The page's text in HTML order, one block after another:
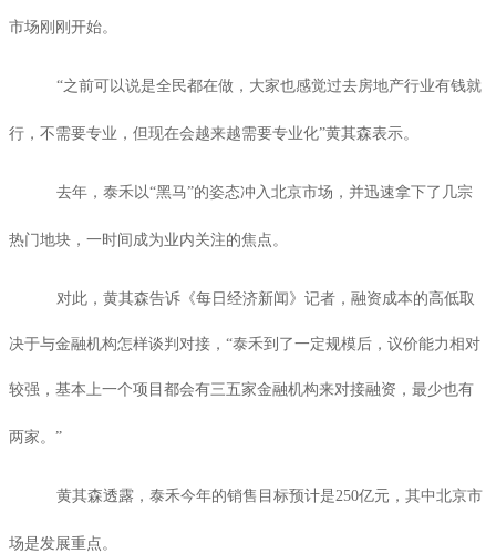
市场刚刚开始。
“之前可以说是全民都在做，大家也感觉过去房地产行业有钱就
行，不需要专业，但现在会越来越需要专业化”黄其森表示。
去年，泰禾以“黑马”的姿态冲入北京市场，并迅速拿下了几宗
热门地块，一时间成为业内关注的焦点。
对此，黄其森告诉《每日经济新闻》记者，融资成本的高低取
决于与金融机构怎样谈判对接，“泰禾到了一定规模后，议价能力相对
较强，基本上一个项目都会有三五家金融机构来对接融资，最少也有
两家。”
黄其森透露，泰禾今年的销售目标预计是250亿元，其中北京市
场是发展重点。